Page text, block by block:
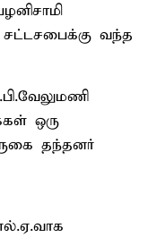
வந்த
ஒரு
தந்தனர்